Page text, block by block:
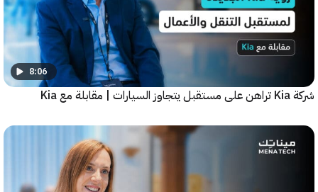
8:06